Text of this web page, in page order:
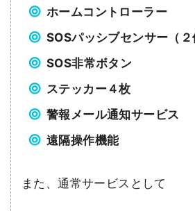
ホームコントローラー
SOSパッシブセンサー（２
SOS非常ボタン
ステッカー４枚
警報メール通知サービス
遠隔操作機能
また、通常サービスとして